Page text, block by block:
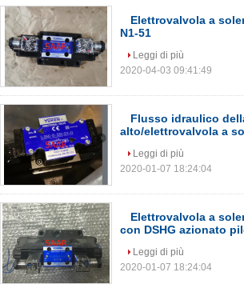
Elettrovalvola a
N1-51
Leggi di più
2020-04-03 09:41:49
Flusso idraulico
alto/elettrovalvola a
Leggi di più
2020-01-07 18:24:04
Elettrovalvola a
con DSHG azionato
Leggi di più
2020-01-07 18:24:04